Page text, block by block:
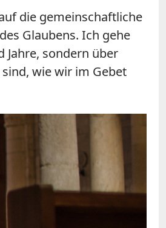
die gemeinschaftliche
Glaubens. Ich gehe
Jahre, sondern über
wie wir im Gebet